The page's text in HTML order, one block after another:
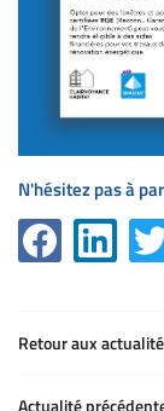
N'hésitez pas à
Retour aux
Actualité